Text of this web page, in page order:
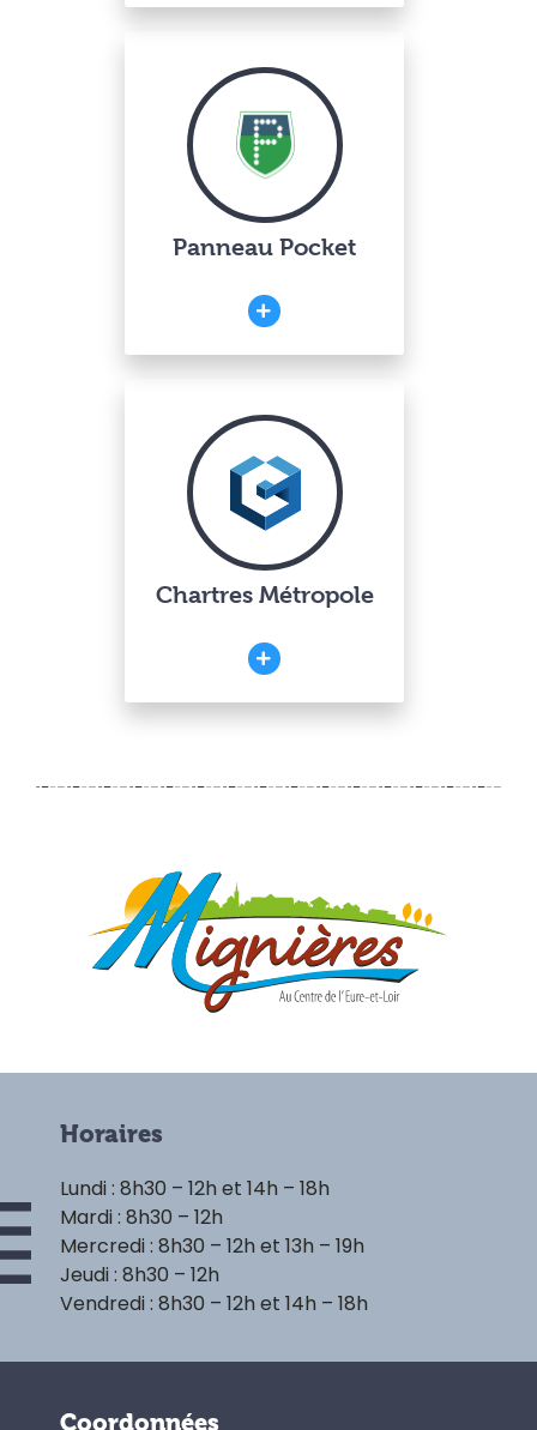
Panneau Pocket
Chartres Métropole
Horaires
Lundi : 8h30 – 12h et 14h – 18h
Mardi : 8h30 – 12h
Mercredi : 8h30 – 12h et 13h – 19h
Jeudi : 8h30 – 12h
Vendredi : 8h30 – 12h et 14h – 18h
Coordonnées